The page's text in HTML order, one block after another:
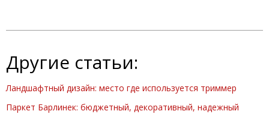
Другие статьи:
Ландшафтный дизайн: место где используется триммер
Паркет Барлинек: бюджетный, декоративный, надежный